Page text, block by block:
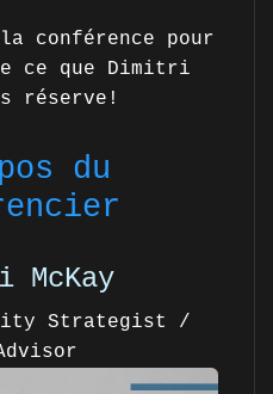
conférence pour
ce que Dimitri
réserve!
du
McKay
Strategist /